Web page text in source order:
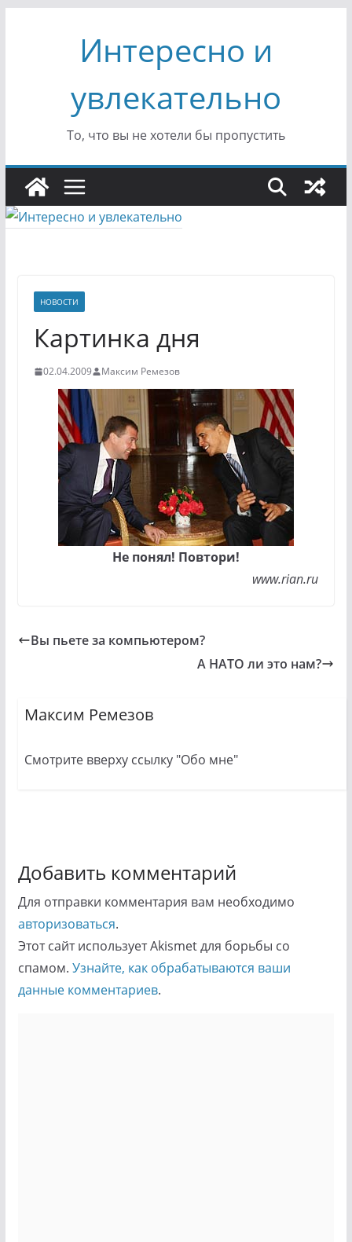
содержимомуИнтересно и
увлекательно
То, что вы не хотели бы пропустить
НОВОСТИ
Картинка дня
02.04.2009 Максим Ремезов
Не понял! Повтори!
www.rian.ru
Вы пьете за компьютером?
А НАТО ли это нам?
Максим Ремезов
Смотрите вверху ссылку "Обо мне"
Добавить комментарий
Для отправки комментария вам необходимо
авторизоваться.
Этот сайт использует Akismet для борьбы со
спамом. Узнайте, как обрабатываются ваши
данные комментариев.